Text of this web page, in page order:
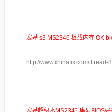
宏基 s3 MS2346 板载内存 OK
http://www.chinafix.com/thread-